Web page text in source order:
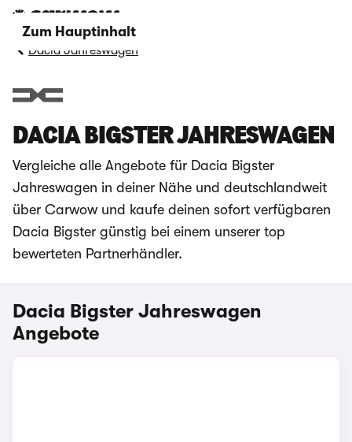
Zum Hauptinhalt
Dacia Jahreswagen
DACIA BIGSTER JAHRESWAGEN
Vergleiche alle Angebote für Dacia Bigster
Jahreswagen in deiner Nähe und deutschlandweit
über Carwow und kaufe deinen sofort verfügbaren
Dacia Bigster günstig bei einem unserer top
bewerteten Partnerhändler.
Dacia Bigster Jahreswagen
Angebote